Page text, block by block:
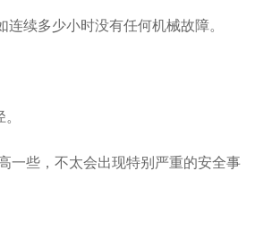
续多少小时没有任何机械故障。
一些，不太会出现特别严重的安全事